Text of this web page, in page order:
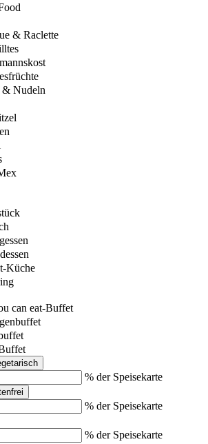
& Raclette
& Nudeln
Küche
can eat-Buffet
% der Speisekarte
% der Speisekarte
% der Speisekarte